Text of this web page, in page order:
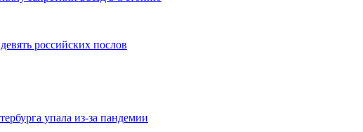
российских послов
упала из-за пандемии